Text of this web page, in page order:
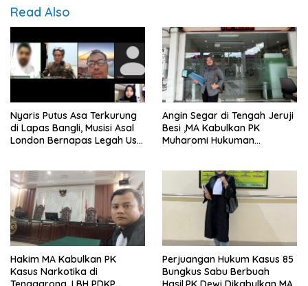
Read Also
Nyaris Putus Asa Terkurung
di Lapas Bangli, Musisi Asal
London Bernapas Legah Usai
Angin Segar di Tengah Jeruji
Besi ,MA Kabulkan PK
Muharomi Hukuman
Hakim MA Kabulkan PK
Kasus Narkotika di
Perjuangan Hukum Kasus 85
Bungkus Sabu Berbuah